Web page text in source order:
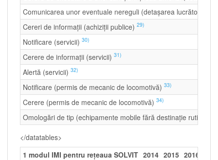
Comunicarea unor eventuale nereguli (detașarea lucrătorilor)
Cereri de informații (achiziții publice) 29)
Notificare (servicii) 30)
Cerere de informații (servicii) 31)
Alertă (servicii) 32)
Notificare (permis de mecanic de locomotivă) 33)
Cerere (permis de mecanic de locomotivă) 34)
Omologări de tip (echipamente mobile fără destinație rutieră)
</datatables>
1 modul IMI pentru reţeaua SOLVIT 2014 2015 2016